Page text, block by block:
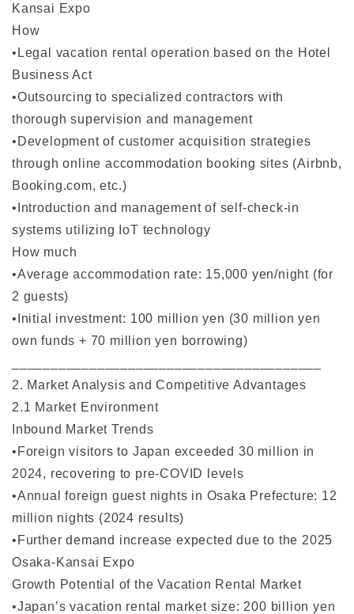
Kansai Expo
How
•Legal vacation rental operation based on the Hotel
Business Act
•Outsourcing to specialized contractors with
thorough supervision and management
•Development of customer acquisition strategies
through online accommodation booking sites (Airbnb,
Booking.com, etc.)
•Introduction and management of self-check-in
systems utilizing IoT technology
How much
•Average accommodation rate: 15,000 yen/night (for
2 guests)
•Initial investment: 100 million yen (30 million yen
own funds + 70 million yen borrowing)
2. Market Analysis and Competitive Advantages
2.1 Market Environment
Inbound Market Trends
•Foreign visitors to Japan exceeded 30 million in
2024, recovering to pre-COVID levels
•Annual foreign guest nights in Osaka Prefecture: 12
million nights (2024 results)
•Further demand increase expected due to the 2025
Osaka-Kansai Expo
Growth Potential of the Vacation Rental Market
•Japan’s vacation rental market size: 200 billion yen